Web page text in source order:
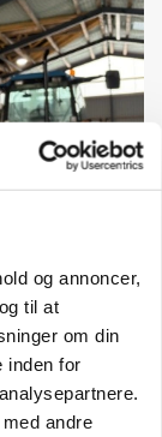
og annoncer,
til at
om din
inden for
andre
ny